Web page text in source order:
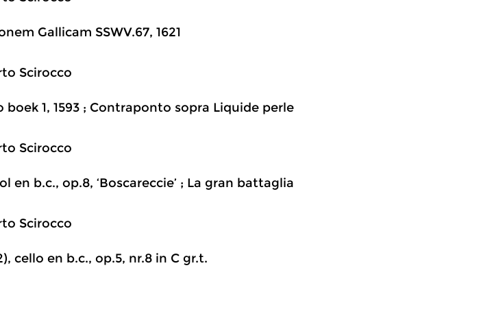
Gallicam SSWV.67, 1621
Scirocco
1, 1593 ; Contraponto sopra Liquide perle
Scirocco
en b.c., op.8, ‘Boscareccie’ ; La gran battaglia
Scirocco
cello en b.c., op.5, nr.8 in C gr.t.